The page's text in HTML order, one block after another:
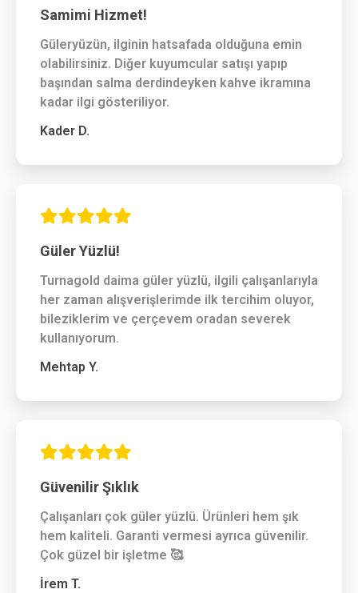
Samimi Hizmet!
Güleryüzün, ilginin hatsafada olduğuna emin
olabilirsiniz. Diğer kuyumcular satışı yapıp
başından salma derdindeyken kahve ikramına
kadar ilgi gösteriliyor.
Kader D.
Güler Yüzlü!
Turnagold daima güler yüzlü, ilgili çalışanlarıyla
her zaman alışverişlerimde ilk tercihim oluyor,
bileziklerim ve çerçevem oradan severek
kullanıyorum.
Mehtap Y.
Güvenilir Şıklık
Çalışanları çok güler yüzlü. Ürünleri hem şık
hem kaliteli. Garanti vermesi ayrıca güvenilir.
Çok güzel bir işletme 🥰
İrem T.